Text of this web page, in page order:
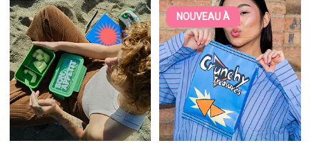
NOUVEAU À